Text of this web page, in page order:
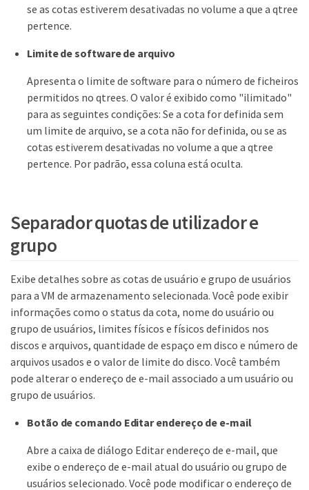
se as cotas estiverem desativadas no volume a que a qtree
pertence.
Limite de software de arquivo
Apresenta o limite de software para o número de ficheiros
permitidos no qtrees. O valor é exibido como "ilimitado"
para as seguintes condições: Se a cota for definida sem
um limite de arquivo, se a cota não for definida, ou se as
cotas estiverem desativadas no volume a que a qtree
pertence. Por padrão, essa coluna está oculta.
Separador quotas de utilizador e
grupo
Exibe detalhes sobre as cotas de usuário e grupo de usuários
para a VM de armazenamento selecionada. Você pode exibir
informações como o status da cota, nome do usuário ou
grupo de usuários, limites físicos e físicos definidos nos
discos e arquivos, quantidade de espaço em disco e número de
arquivos usados e o valor de limite do disco. Você também
pode alterar o endereço de e-mail associado a um usuário ou
grupo de usuários.
Botão de comando Editar endereço de e-mail
Abre a caixa de diálogo Editar endereço de e-mail, que
exibe o endereço de e-mail atual do usuário ou grupo de
usuários selecionado. Você pode modificar o endereço de